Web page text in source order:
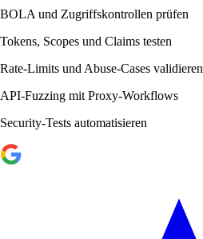
BOLA und Zugriffskontrollen prüfen
Tokens, Scopes und Claims testen
Rate-Limits und Abuse-Cases validieren
API-Fuzzing mit Proxy-Workflows
Security-Tests automatisieren